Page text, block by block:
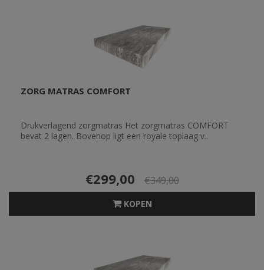
ZORG MATRAS COMFORT
Drukverlagend zorgmatras Het zorgmatras COMFORT
bevat 2 lagen. Bovenop ligt een royale toplaag v..
€299,00 €349,00
KOPEN